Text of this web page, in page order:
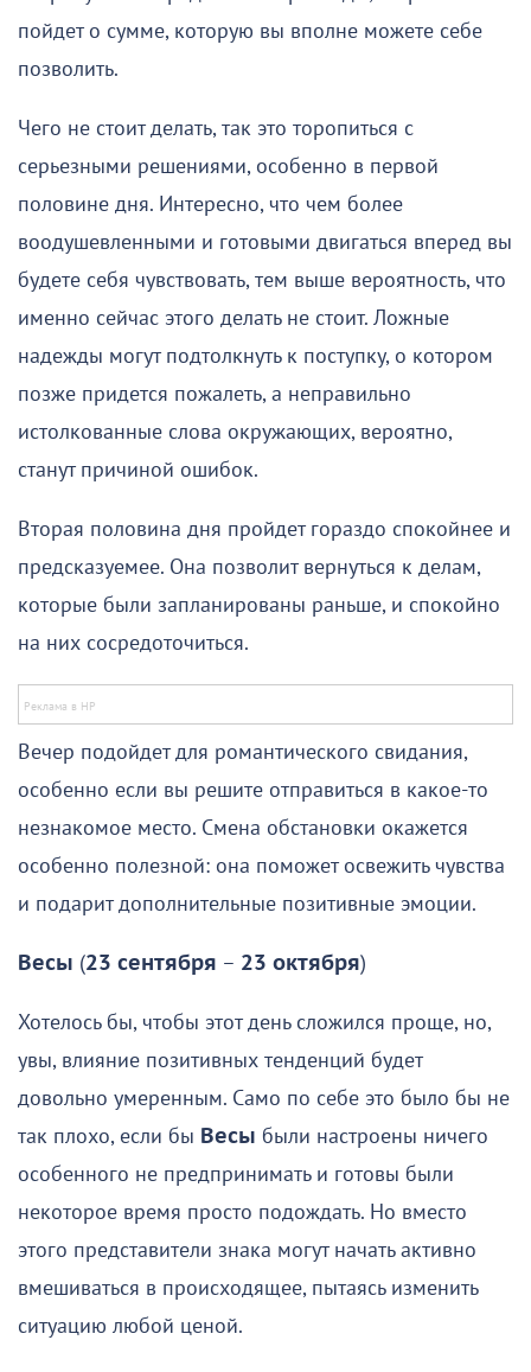
пойдет о сумме, которую вы вполне можете себе
позволить.
Чего не стоит делать, так это торопиться с
серьезными решениями, особенно в первой
половине дня. Интересно, что чем более
воодушевленными и готовыми двигаться вперед вы
будете себя чувствовать, тем выше вероятность, что
именно сейчас этого делать не стоит. Ложные
надежды могут подтолкнуть к поступку, о котором
позже придется пожалеть, а неправильно
истолкованные слова окружающих, вероятно,
станут причиной ошибок.
Вторая половина дня пройдет гораздо спокойнее и
предсказуемее. Она позволит вернуться к делам,
которые были запланированы раньше, и спокойно
на них сосредоточиться.
Вечер подойдет для романтического свидания,
особенно если вы решите отправиться в какое-то
незнакомое место. Смена обстановки окажется
особенно полезной: она поможет освежить чувства
и подарит дополнительные позитивные эмоции.
Весы (23 сентября – 23 октября)
Хотелось бы, чтобы этот день сложился проще, но,
увы, влияние позитивных тенденций будет
довольно умеренным. Само по себе это было бы не
так плохо, если бы Весы были настроены ничего
особенного не предпринимать и готовы были
некоторое время просто подождать. Но вместо
этого представители знака могут начать активно
вмешиваться в происходящее, пытаясь изменить
ситуацию любой ценой.